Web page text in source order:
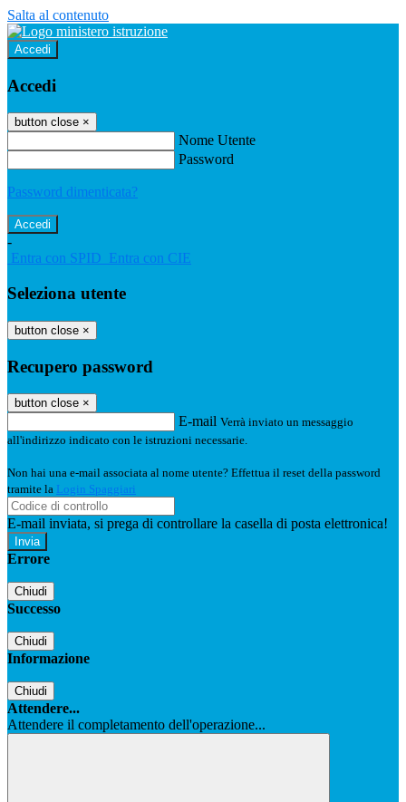
Salta al contenuto
Accedi
Accedi
button close ×
Nome Utente
Password
Password dimenticata?
-
Entra con SPID Entra con CIE
Seleziona utente
button close ×
Recupero password
button close ×
E-mail Verrà inviato un messaggio
all'indirizzo indicato con le istruzioni necessarie.
Non hai una e-mail associata al nome utente? Effettua il reset della password
tramite la Login Spaggiari
E-mail inviata, si prega di controllare la casella di posta elettronica!
Errore
Chiudi
Successo
Chiudi
Informazione
Chiudi
Attendere...
Attendere il completamento dell'operazione...